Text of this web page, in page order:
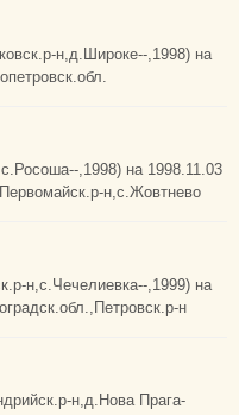
н,д.Широке--,1998) на
,1998) на 1998.11.03
н,с.Жовтнево
н,с.Чечелиевка--,1999) на
н
н,д.Нова Прага-